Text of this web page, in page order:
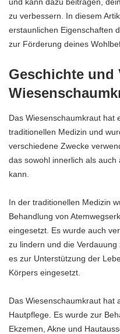
zu verbessern. In diesem
erstaunlichen Eigenschaften
zur Förderung deines
Geschichte und
Das Wiesenschaumkraut hat
traditionellen Medizin und
verschiedene Zwecke
das sowohl innerlich als
kann.
In der traditionellen Medizin
Behandlung von
eingesetzt. Es wurde auch
zu lindern und die
es zur Unterstützung der
Körpers eingesetzt.
Das Wiesenschaumkraut hat
Hautpflege. Es wurde zur
Ekzemen, Akne und